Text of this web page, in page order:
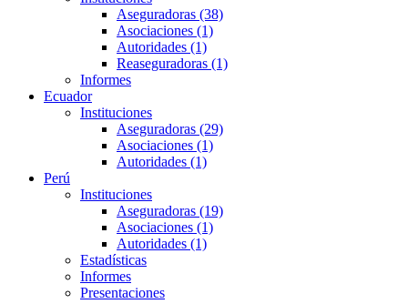
Aseguradoras (38)
Asociaciones (1)
Autoridades (1)
Reaseguradoras (1)
Informes
Ecuador
Instituciones
Aseguradoras (29)
Asociaciones (1)
Autoridades (1)
Perú
Instituciones
Aseguradoras (19)
Asociaciones (1)
Autoridades (1)
Estadísticas
Informes
Presentaciones